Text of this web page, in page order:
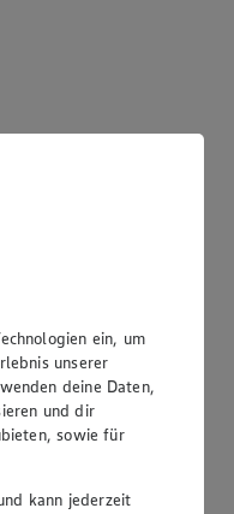
§ 27a UStG: DE 335
Wagener
ein, um
unserer
deine Daten,
und dir
sowie für
kann jederzeit